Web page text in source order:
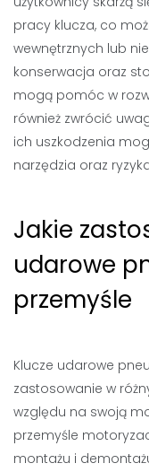
pracy klucza, co
wewnętrznych lub
konserwacja oraz
mogą pomóc w
również zwrócić
ich uszkodzenia
narzędzia oraz
Jakie
udarowe
przemyśle
Klucze udarowe
zastosowanie w
względu na swoją
przemyśle
montażu i